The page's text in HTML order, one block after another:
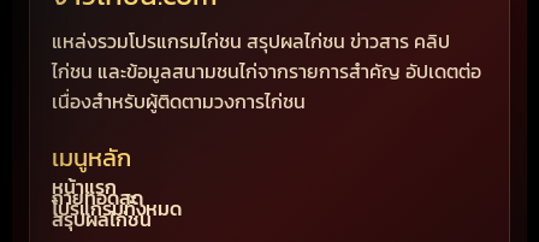
แหล่งรวมโปรแกรมไก่ชน สรุปผลไก่ชน ข่าวสาร คลิป
ไก่ชน และข้อมูลสนามชนไก่จากรายการสำคัญ อัปเดตต่อ
เนื่องสำหรับผู้ติดตามวงการไก่ชน
เมนูหลัก
หน้าแรก
ถ่ายทอดสด
โปรแกรมทั้งหมด
สรุปผลไก่ชน